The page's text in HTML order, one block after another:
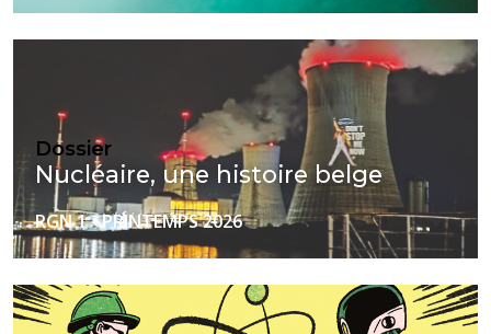
Dossier
Nucléaire, une histoire belge
RGN 1 - PRINTEMPS 2026